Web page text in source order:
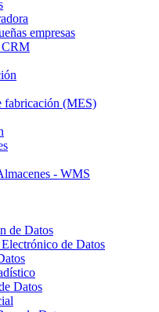
empresas
CRM
fabricación (MES)
- WMS
de Datos
de Datos
Datos